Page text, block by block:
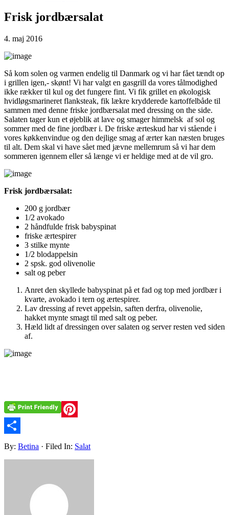
Frisk jordbærsalat
4. maj 2016
Så kom solen og varmen endelig til Danmark og vi har fået tændt op
i grillen igen,- skønt! Vi har valgt en gasgrill da vores tålmodighed
ikke rækker til kul og det fungere fint. Vi fik grillet en økologisk
hvidløgsmarineret flanksteak, fik lækre krydderede kartoffelbåde til
sammen med denne friske jordbærsalat med dressing on the side.
Salaten tager kun et øjeblik at lave og smager himmelsk af sol og
sommer med de fine jordbær i. De friske ærteskud har vi stående i
vores køkkenvindue og den dejlige smag af ærter kan næsten bruges
til alt. Dem skal vi have sået med jævne mellemrum så vi har dem
sommeren igennem eller så længe vi er heldige med at de vil gro.
Frisk jordbærsalat:
200 g jordbær
1/2 avokado
2 håndfulde frisk babyspinat
friske ærtespirer
3 stilke mynte
1/2 blodappelsin
2 spsk. god olivenolie
salt og peber
Anret den skyllede babyspinat på et fad og top med jordbær i
kvarte, avokado i tern og ærtespirer.
Lav dressing af revet appelsin, saften derfra, olivenolie,
hakket mynte smagt til med salt og peber.
Hæld lidt af dressingen over salaten og server resten ved siden
af.
Pinterest
Share
By: Betina · Filed In: Salat